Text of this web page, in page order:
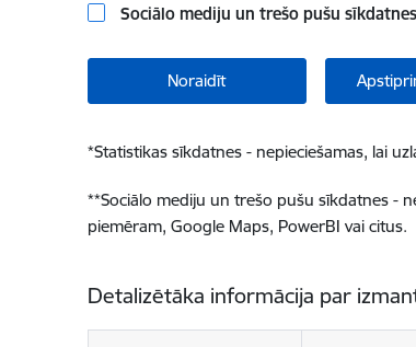
Sociālo mediju un trešo pušu sīkdatnes
Noraidīt
*Statistikas sīkdatnes - nepieciešamas, lai
**Sociālo mediju un trešo pušu sīkdatnes -
piemēram, Google Maps, PowerBI vai citus.
Detalizētāka informācija par